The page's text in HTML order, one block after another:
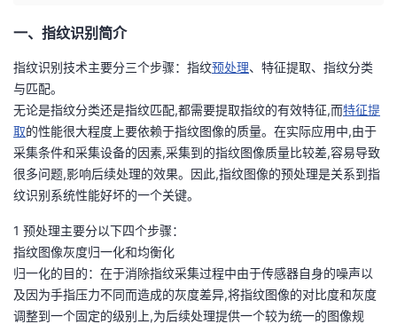
主
页
的
开
发
者
的
博
我
的
我
一、指纹识别简介
指纹识别技术主要分三个步骤：指纹预处理、特征提取、指纹分类
与匹配。
无论是指纹分类还是指纹匹配,都需要提取指纹的有效特征,而特征提
取的性能很大程度上要依赖于指纹图像的质量。在实际应用中,由于
采集条件和采集设备的因素,采集到的指纹图像质量比较差,容易导致
很多问题,影响后续处理的效果。因此,指纹图像的预处理是关系到指
纹识别系统性能好坏的一个关键。
1 预处理主要分以下四个步骤：
指纹图像灰度归一化和均衡化
归一化的目的：在于消除指纹采集过程中由于传感器自身的噪声以
及因为手指压力不同而造成的灰度差异,将指纹图像的对比度和灰度
调整到一个固定的级别上,为后续处理提供一个较为统一的图像规